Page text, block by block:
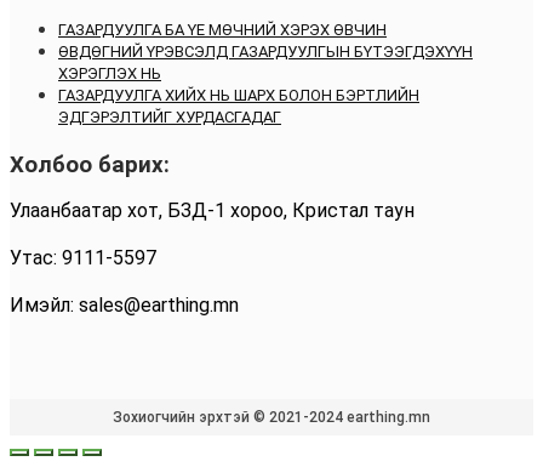
ГАЗАРДУУЛГА БА ҮЕ МӨЧНИЙ ХЭРЭХ ӨВЧИН
ӨВДӨГНИЙ ҮРЭВСЭЛД ГАЗАРДУУЛГЫН БҮТЭЭГДЭХҮҮН
ХЭРЭГЛЭХ НЬ
ГАЗАРДУУЛГА ХИЙХ НЬ ШАРХ БОЛОН БЭРТЛИЙН
ЭДГЭРЭЛТИЙГ ХУРДАСГАДАГ
Холбоо барих:
Улаанбаатар хот, БЗД-1 хороо, Кристал таун
Утас: 9111-5597
Имэйл: sales@earthing.mn
Зохиогчийн эрхтэй © 2021-2024 earthing.mn